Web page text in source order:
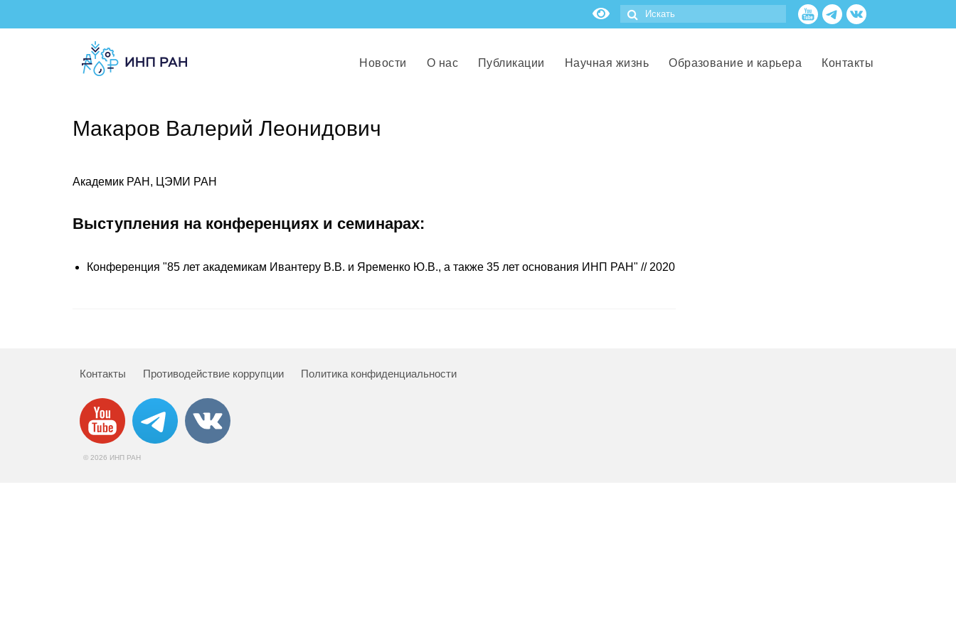
Новости О нас Публикации Научная жизнь Образование и карьера Контакты
Макаров Валерий Леонидович
Академик РАН, ЦЭМИ РАН
Выступления на конференциях и семинарах:
Конференция "85 лет академикам Ивантеру В.В. и Яременко Ю.В., а также 35 лет основания ИНП РАН" // 2020
Контакты Противодействие коррупции Политика конфиденциальности
© 2026 ИНП РАН